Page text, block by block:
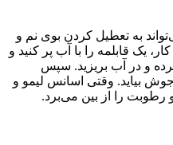
به تعطیل کردن بوی نم و
یک قابلمه را با آب پر کنید و
و در آب بریزید. سپس
بیاید. وقتی اسانس لیمو و
را از بین می‌برد.